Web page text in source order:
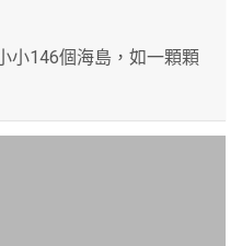
小146個海島，如一顆顆